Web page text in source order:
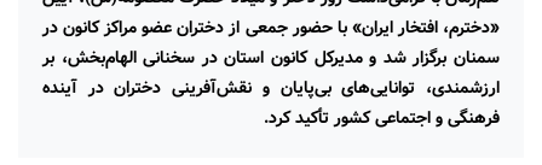
«دخترم، افتخار ایران» با حضور جمعی از دختران عضو مراکز کانون در
سمنان برگزار شد و مدیرکل کانون استان در سخنانی الهام‌بخش، بر
ارزشمندی، توانایی‌های بی‌پایان و نقش‌آفرینی دختران در آینده
فرهنگی و اجتماعی کشور تأکید کرد.